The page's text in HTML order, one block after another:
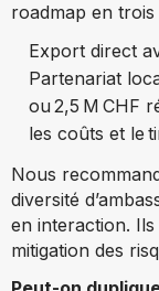
roadmap en
Export direct
Partenariat
ou 2,5 M CHF
les coûts et le
Nous
diversité
en interaction.
mitigation des